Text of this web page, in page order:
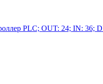
PLC; OUT: 24; IN: 36;